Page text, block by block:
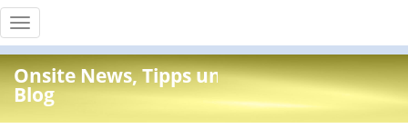
Toggle
navigation
Onsite News, Tipps und Info
Blog